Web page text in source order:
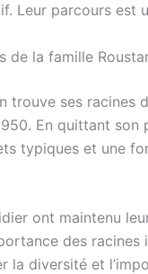
Leur parcours est
de la famille
trouve ses racines
En quittant
typiques et une
ont maintenu
des racines
la diversité et